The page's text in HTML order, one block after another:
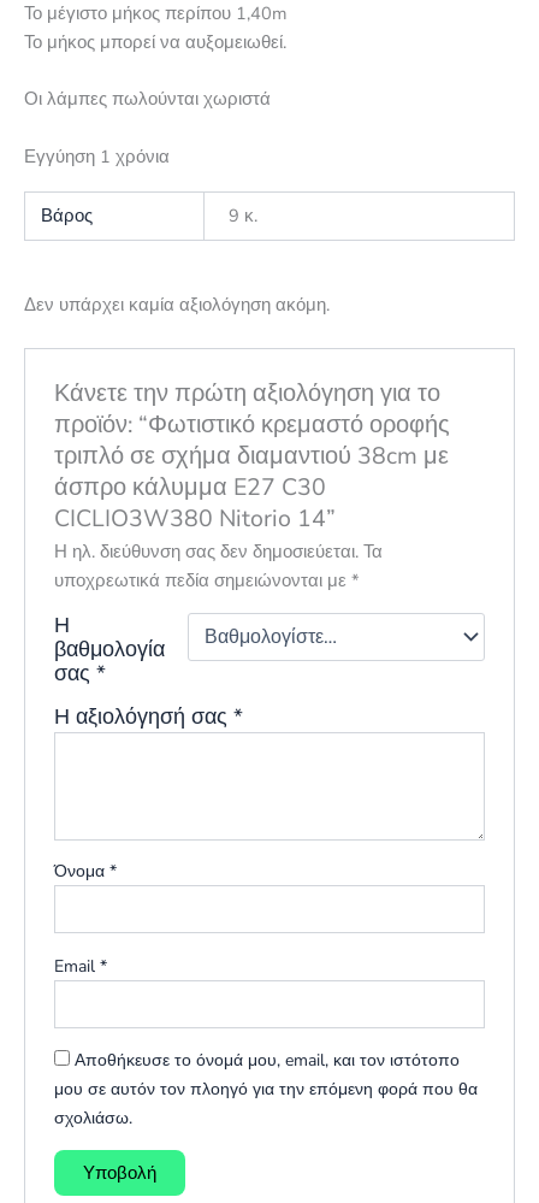
Το μέγιστο μήκος περίπου 1,40m
Το μήκος μπορεί να αυξομειωθεί.
Οι λάμπες πωλούνται χωριστά
Εγγύηση 1 χρόνια
Βάρος 9 κ.
Δεν υπάρχει καμία αξιολόγηση ακόμη.
Κάνετε την πρώτη αξιολόγηση για το
προϊόν: “Φωτιστικό κρεμαστό οροφής
τριπλό σε σχήμα διαμαντιού 38cm με
άσπρο κάλυμμα E27 C30
CICLIO3W380 Nitorio 14”
Η ηλ. διεύθυνση σας δεν δημοσιεύεται. Τα
υποχρεωτικά πεδία σημειώνονται με*
Η
βαθμολογία
σας*
Η αξιολόγησή σας*
Όνομα*
Email*
Αποθήκευσε το όνομά μου, email, και τον ιστότοπο
μου σε αυτόν τον πλοηγό για την επόμενη φορά που θα
σχολιάσω.